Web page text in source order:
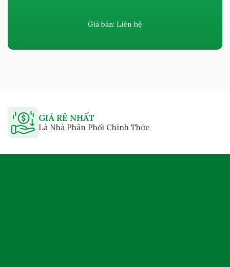
Giá bán: Liên hệ
GIÁ RẺ NHẤT
Là Nhà Phân Phối Chính Thức